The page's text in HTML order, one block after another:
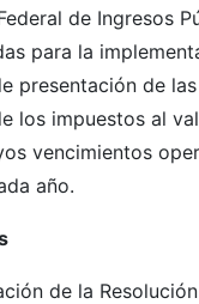
de Ingresos
para la
presentación de
los impuestos al
vencimientos
año.
de la